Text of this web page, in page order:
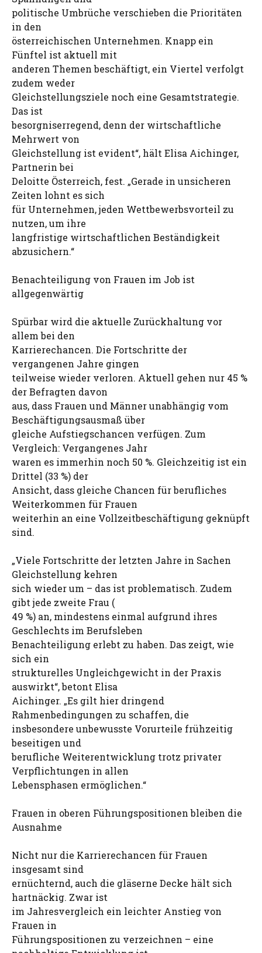
politische Umbrüche verschieben die Prioritäten
in den
österreichischen Unternehmen. Knapp ein
Fünftel ist aktuell mit
anderen Themen beschäftigt, ein Viertel verfolgt
zudem weder
Gleichstellungsziele noch eine Gesamtstrategie.
Das ist
besorgniserregend, denn der wirtschaftliche
Mehrwert von
Gleichstellung ist evident“, hält Elisa Aichinger,
Partnerin bei
Deloitte Österreich, fest. „Gerade in unsicheren
Zeiten lohnt es sich
für Unternehmen, jeden Wettbewerbsvorteil zu
nutzen, um ihre
langfristige wirtschaftlichen Beständigkeit
abzusichern.“
Benachteiligung von Frauen im Job ist
allgegenwärtig
Spürbar wird die aktuelle Zurückhaltung vor
allem bei den
Karrierechancen. Die Fortschritte der
vergangenen Jahre gingen
teilweise wieder verloren. Aktuell gehen nur 45 %
der Befragten davon
aus, dass Frauen und Männer unabhängig vom
Beschäftigungsausmaß über
gleiche Aufstiegschancen verfügen. Zum
Vergleich: Vergangenes Jahr
waren es immerhin noch 50 %. Gleichzeitig ist ein
Drittel (33 %) der
Ansicht, dass gleiche Chancen für berufliches
Weiterkommen für Frauen
weiterhin an eine Vollzeitbeschäftigung geknüpft
sind.
„Viele Fortschritte der letzten Jahre in Sachen
Gleichstellung kehren
sich wieder um – das ist problematisch. Zudem
gibt jede zweite Frau (
49 %) an, mindestens einmal aufgrund ihres
Geschlechts im Berufsleben
Benachteiligung erlebt zu haben. Das zeigt, wie
sich ein
strukturelles Ungleichgewicht in der Praxis
auswirkt“, betont Elisa
Aichinger. „Es gilt hier dringend
Rahmenbedingungen zu schaffen, die
insbesondere unbewusste Vorurteile frühzeitig
beseitigen und
berufliche Weiterentwicklung trotz privater
Verpflichtungen in allen
Lebensphasen ermöglichen.“
Frauen in oberen Führungspositionen bleiben die
Ausnahme
Nicht nur die Karrierechancen für Frauen
insgesamt sind
ernüchternd, auch die gläserne Decke hält sich
hartnäckig. Zwar ist
im Jahresvergleich ein leichter Anstieg von
Frauen in
Führungspositionen zu verzeichnen – eine